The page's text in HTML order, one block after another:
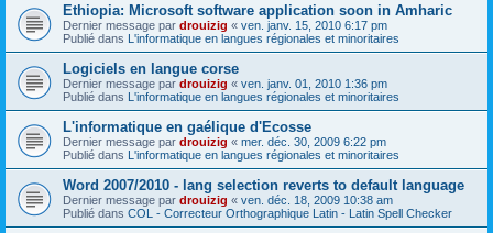
Ethiopia: Microsoft software application soon in Amharic
Dernier message par drouizig « ven. janv. 15, 2010 6:17 pm
Publié dans L'informatique en langues régionales et minoritaires
Logiciels en langue corse
Dernier message par drouizig « ven. janv. 01, 2010 1:36 pm
Publié dans L'informatique en langues régionales et minoritaires
L'informatique en gaélique d'Ecosse
Dernier message par drouizig « mer. déc. 30, 2009 6:22 pm
Publié dans L'informatique en langues régionales et minoritaires
Word 2007/2010 - lang selection reverts to default language
Dernier message par drouizig « ven. déc. 18, 2009 10:38 am
Publié dans COL - Correcteur Orthographique Latin - Latin Spell Checker